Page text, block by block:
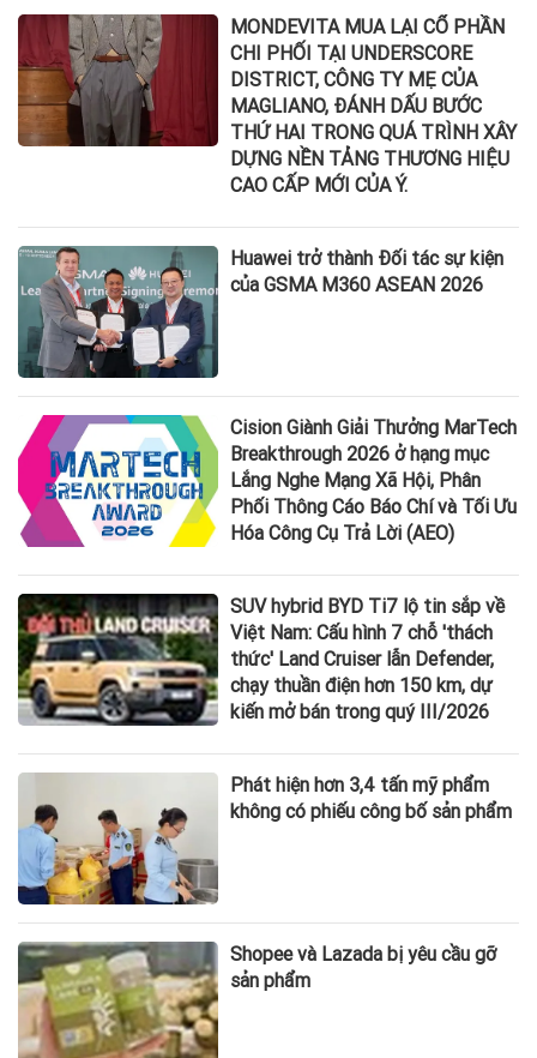
MONDEVITA MUA LẠI CỔ PHẦN
CHI PHỐI TẠI UNDERSCORE
DISTRICT, CÔNG TY MẸ CỦA
MAGLIANO, ĐÁNH DẤU BƯỚC
THỨ HAI TRONG QUÁ TRÌNH XÂY
DỰNG NỀN TẢNG THƯƠNG HIỆU
CAO CẤP MỚI CỦA Ý.
Huawei trở thành Đối tác sự kiện
của GSMA M360 ASEAN 2026
Cision Giành Giải Thưởng MarTech
Breakthrough 2026 ở hạng mục
Lắng Nghe Mạng Xã Hội, Phân
Phối Thông Cáo Báo Chí và Tối Ưu
Hóa Công Cụ Trả Lời (AEO)
SUV hybrid BYD Ti7 lộ tin sắp về
Việt Nam: Cấu hình 7 chỗ 'thách
thức' Land Cruiser lẫn Defender,
chạy thuần điện hơn 150 km, dự
kiến mở bán trong quý III/2026
Phát hiện hơn 3,4 tấn mỹ phẩm
không có phiếu công bố sản phẩm
Shopee và Lazada bị yêu cầu gỡ
sản phẩm